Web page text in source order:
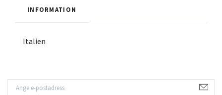
INFORMATION
Italien